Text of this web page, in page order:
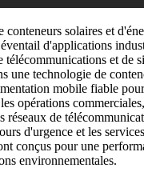
conteneurs solaires et
d'applications
télécommunications et de
une technologie de
mobile fiable
opérations
réseaux de
d'urgence et les
conçus pour une
environnementales.